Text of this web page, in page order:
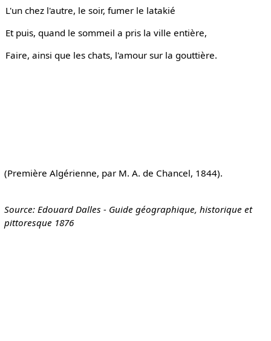
L'un chez l'autre, le soir, fumer le latakié
Et puis, quand le sommeil a pris la ville entière,
Faire, ainsi que les chats, l'amour sur la gouttière.
(Première Algérienne, par M. A. de Chancel, 1844).
Source: Edouard Dalles - Guide géographique, historique et
pittoresque 1876